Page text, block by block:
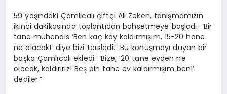
59 yaşındaki Çamlıcalı çiftçi Ali Zeken, tanışmamızın
ikinci dakikasında toplantıdan bahsetmeye başladı: “Bir
tane mühendis ‘Ben kaç köy kaldırmışım, 15-20 hane
ne olacak!’ diye bizi tersledi.” Bu konuşmayı duyan bir
başka Çamlıcalı ekledi: “Bize, ’20 tane evden ne
olacak, kaldırırız! Beş bin tane ev kaldırmışım ben!’
dediler.”